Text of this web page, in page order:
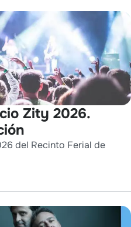
Zity 2026.
del Recinto Ferial de